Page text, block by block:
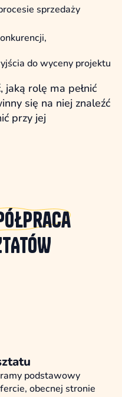
sprzedaży
do wyceny projektu
jaką rolę ma pełnić
się na niej znaleźć
przy jej
podstawowy
obecnej stronie